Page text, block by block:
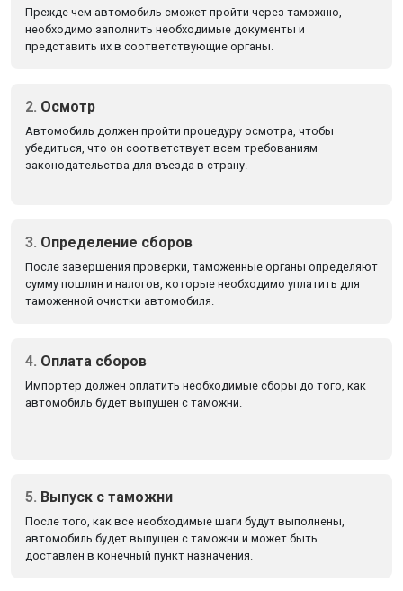
Прежде чем автомобиль cможет пройти через таможню,
необходимо заполнить необходимые документы и
представить их в соответствующие органы.
2. Осмотр
Автомобиль должен пройти процедуру осмотра, чтобы
убедиться, что он соответствует всем требованиям
законодательства для въезда в страну.
3. Определение сборов
После завершения проверки, таможенные органы определяют
сумму пошлин и налогов, которые необходимо уплатить для
таможенной очистки автомобиля.
4. Оплата сборов
Импортер должен оплатить необходимые сборы до того, как
автомобиль будет выпущен с таможни.
5. Выпуск с таможни
После того, как все необходимые шаги будут выполнены,
автомобиль будет выпущен с таможни и может быть
доставлен в конечный пункт назначения.